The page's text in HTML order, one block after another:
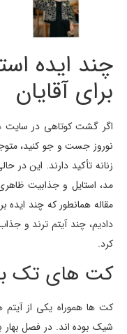
برای آقایان
اگر گشت کوتاهی در سایت
نوروز جست و جو کنید،
زنانه تأکید دارند. این در
مد، استایل و جذابیت
مقاله همانطور که چند ایده
دادیم، چند آیتم ترند و
کرد.
کت های تک
کت ها هموراه یکی از
شیک بوده اند. در فصل بهار